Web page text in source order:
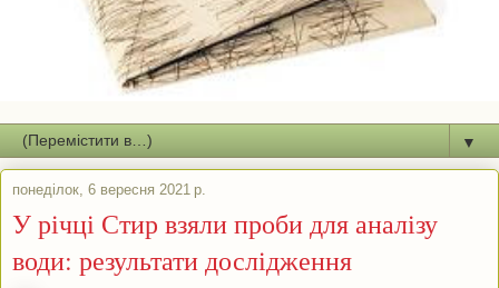
▼
понеділок, 6 вересня 2021 р.
У річці Стир взяли проби для аналізу
води: результати дослідження